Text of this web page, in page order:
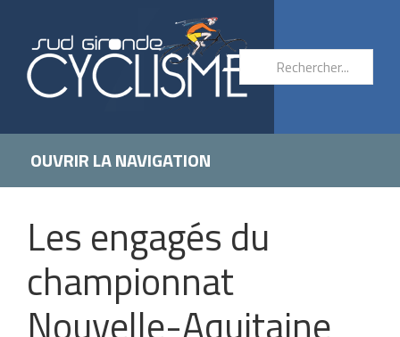
OUVRIR LA NAVIGATION
Les engagés du
championnat
Nouvelle-Aquitaine